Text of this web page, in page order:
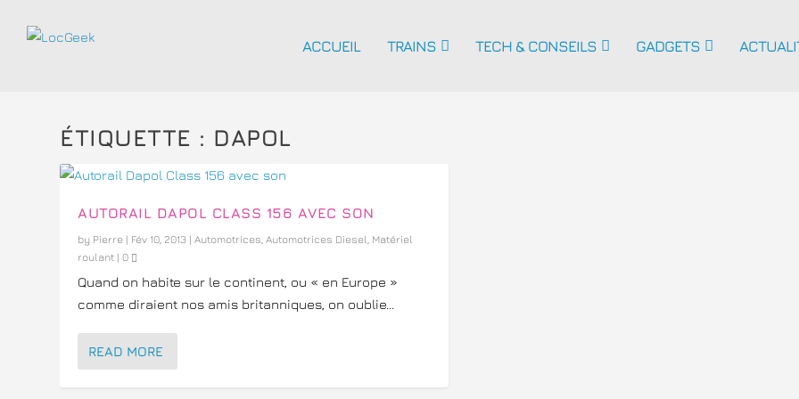
ACCUEIL TRAINS TECH & CONSEILS GADGETS
ÉTIQUETTE : DAPOL
AUTORAIL DAPOL CLASS 156 AVEC SON
by Pierre | Fév 10, 2013 |Automotrices ,Automotrices Diesel Matériel
roulant |0
Quand on habite sur le continent, ou « en Europe »
comme diraient nos amis britanniques, on oublie...
READ MORE